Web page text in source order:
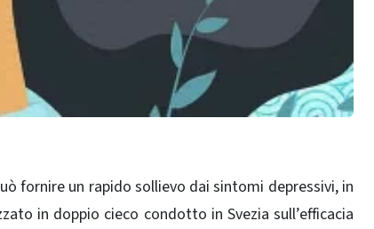
fornire un rapido sollievo dai sintomi depressivi, in
in doppio cieco condotto in Svezia sull’efficacia